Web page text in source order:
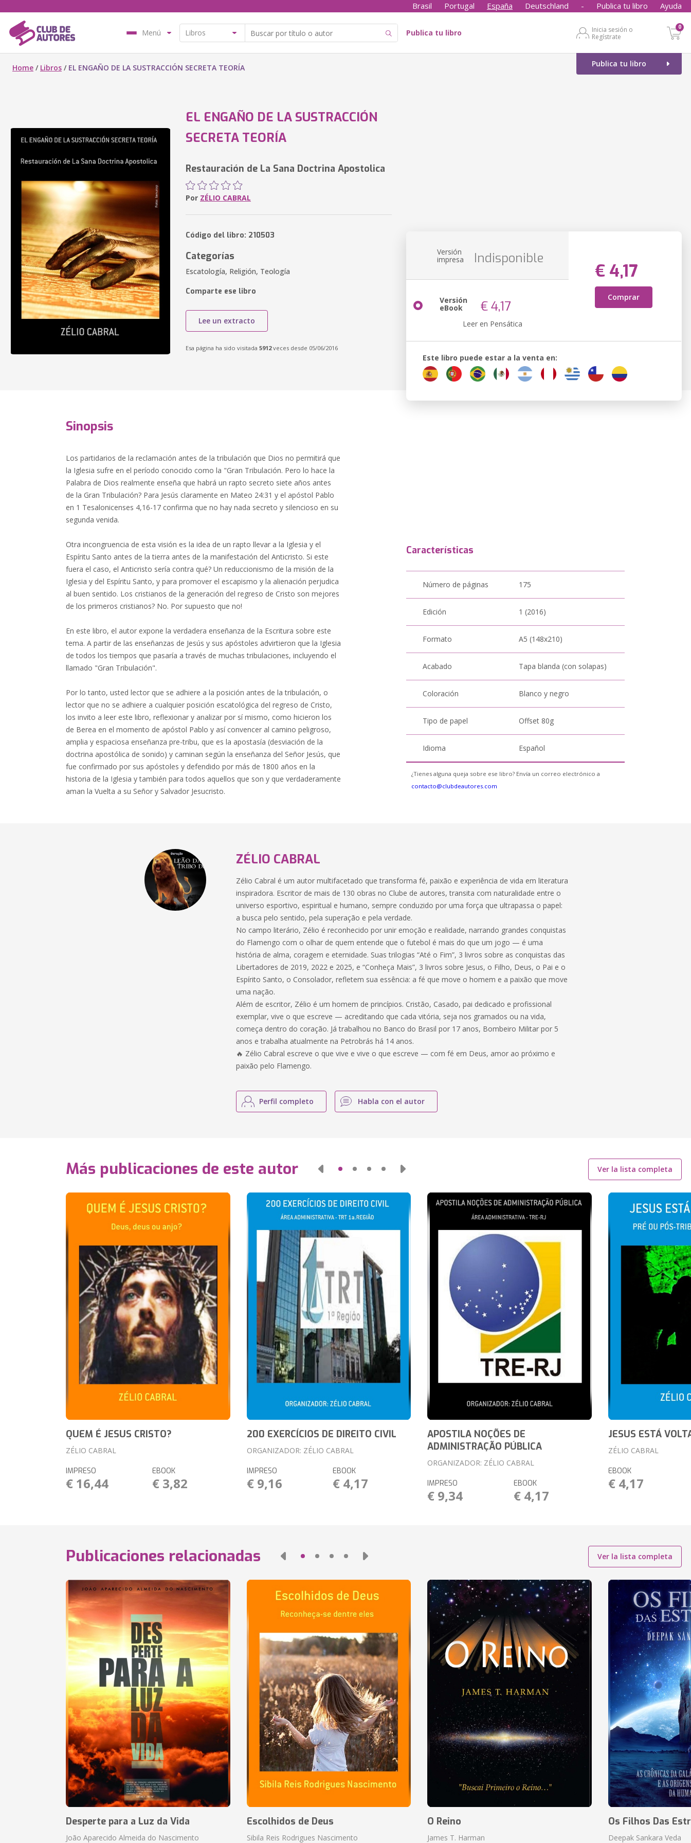
Brasil Portugal España Deutschland - Publica tu libro Ayuda
Menú Publica tu libro
Inicia sesión o
Regístrate
0
Publica tu libro
Home / Libros / EL ENGAÑO DE LA SUSTRACCIÓN SECRETA TEORÍA
EL ENGAÑO DE LA SUSTRACCIÓN
SECRETA TEORÍA
Restauración de La Sana Doctrina Apostolica
Por ZÉLIO CABRAL
Código del libro: 210503
Categorías
Escatología, Religión, Teología
Comparte ese libro
Lee un extracto
Esa página ha sido visitada 5912veces desde 05/06/2016
Versión
impresa Indisponible
€ 4,17
Comprar
Versión
eBook € 4,17
Leer en Pensática
Este libro puede estar a la venta en:
Sinopsis
Los partidarios de la reclamación antes de la tribulación que Dios no permitirá que
la Iglesia sufre en el período conocido como la "Gran Tribulación. Pero lo hace la
Palabra de Dios realmente enseña que habrá un rapto secreto siete años antes
de la Gran Tribulación? Para Jesús claramente en Mateo 24:31 y el apóstol Pablo
en 1 Tesalonicenses 4,16-17 confirma que no hay nada secreto y silencioso en su
segunda venida.
Otra incongruencia de esta visión es la idea de un rapto llevar a la Iglesia y el
Espíritu Santo antes de la tierra antes de la manifestación del Anticristo. Si este
fuera el caso, el Anticristo sería contra qué? Un reduccionismo de la misión de la
Iglesia y del Espíritu Santo, y para promover el escapismo y la alienación perjudica
al buen sentido. Los cristianos de la generación del regreso de Cristo son mejores
de los primeros cristianos? No. Por supuesto que no!
En este libro, el autor expone la verdadera enseñanza de la Escritura sobre este
tema. A partir de las enseñanzas de Jesús y sus apóstoles advirtieron que la Iglesia
de todos los tiempos que pasaría a través de muchas tribulaciones, incluyendo el
llamado "Gran Tribulación".
Por lo tanto, usted lector que se adhiere a la posición antes de la tribulación, o
lector que no se adhiere a cualquier posición escatológica del regreso de Cristo,
los invito a leer este libro, reflexionar y analizar por sí mismo, como hicieron los
de Berea en el momento de apóstol Pablo y así convencer al camino peligroso,
amplia y espaciosa enseñanza pre-tribu, que es la apostasía (desviación de la
doctrina apostólica de sonido) y caminan según la enseñanza del Señor Jesús, que
fue confirmado por sus apóstoles y defendido por más de 1800 años en la
historia de la Iglesia y también para todos aquellos que son y que verdaderamente
aman la Vuelta a su Señor y Salvador Jesucristo.
Características
Número de páginas 175
Edición 1 (2016)
Formato A5 (148x210)
Acabado Tapa blanda (con solapas)
Coloración Blanco y negro
Tipo de papel Offset 80g
Idioma Español
¿Tienes alguna queja sobre ese libro? Envía un correo electrónico a
contacto@clubdeautores.com
ZÉLIO CABRAL
Zélio Cabral é um autor multifacetado que transforma fé, paixão e experiência de vida em literatura
inspiradora. Escritor de mais de 130 obras no Clube de autores, transita com naturalidade entre o
universo esportivo, espiritual e humano, sempre conduzido por uma força que ultrapassa o papel:
a busca pelo sentido, pela superação e pela verdade.
No campo literário, Zélio é reconhecido por unir emoção e realidade, narrando grandes conquistas
do Flamengo com o olhar de quem entende que o futebol é mais do que um jogo — é uma
história de alma, coragem e eternidade. Suas trilogias “Até o Fim”, 3 livros sobre as conquistas das
Libertadores de 2019, 2022 e 2025, e “Conheça Mais”, 3 livros sobre Jesus, o Filho, Deus, o Pai e o
Espírito Santo, o Consolador, refletem sua essência: a fé que move o homem e a paixão que move
uma nação.
Além de escritor, Zélio é um homem de princípios. Cristão, Casado, pai dedicado e profissional
exemplar, vive o que escreve — acreditando que cada vitória, seja nos gramados ou na vida,
começa dentro do coração. Já trabalhou no Banco do Brasil por 17 anos, Bombeiro Militar por 5
anos e trabalha atualmente na Petrobrás há 14 anos.
🔥 Zélio Cabral escreve o que vive e vive o que escreve — com fé em Deus, amor ao próximo e
paixão pelo Flamengo.
Perfil completo Habla con el autor
Más publicaciones de este autor Ver la lista completa
QUEM É JESUS CRISTO?
ZÉLIO CABRAL
IMPRESO
€ 16,44
EBOOK
€ 3,82
200 EXERCÍCIOS DE DIREITO CIVIL
ORGANIZADOR: ZÉLIO CABRAL
IMPRESO
€ 9,16
EBOOK
€ 4,17
APOSTILA NOÇÕES DE
ADMINISTRAÇÃO PÚBLICA
ORGANIZADOR: ZÉLIO CABRAL
IMPRESO
€ 9,34
EBOOK
€ 4,17
JESUS ESTÁ
ZÉLIO CABRAL
EBOOK
€ 4,17
Publicaciones relacionadas Ver la lista completa
Desperte para a Luz da Vida
João Aparecido Almeida do Nascimento
Escolhidos de Deus
Sibila Reis Rodrigues Nascimento
O Reino
James T. Harman
Os Filhos Das
Deepak Sankara Veda